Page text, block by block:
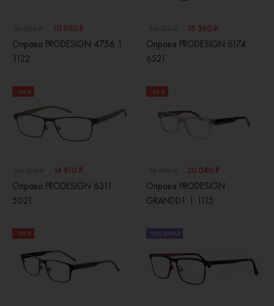
10 930 ₽
Оправа PRODESIGN 4756 1
1122
15 360 ₽
Оправа PRODESIGN 6174
6521
- 50 %
14 810 ₽
Оправа PRODESIGN 6311
5021
- 40 %
20 040 ₽
Оправа PRODESIGN
GRANDD1 1 1115
- 50 % ПОД ЗАКАЗ